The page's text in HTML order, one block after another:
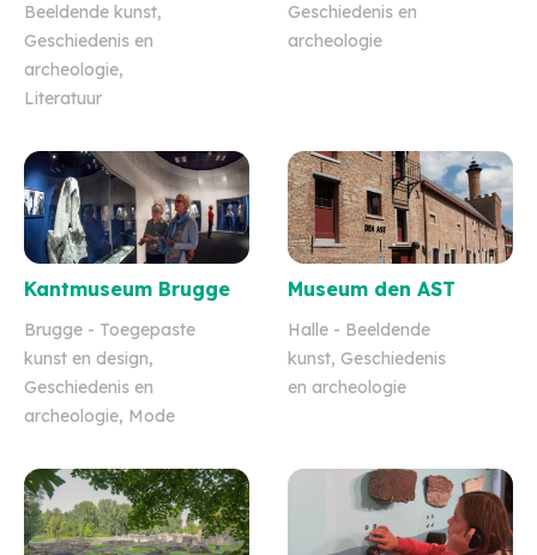
Beeldende kunst,
Geschiedenis en
archeologie,
Literatuur
Geschiedenis en
archeologie
Kantmuseum Brugge
Brugge - Toegepaste
kunst en design,
Geschiedenis en
archeologie, Mode
Museum den AST
Halle - Beeldende
kunst, Geschiedenis
en archeologie